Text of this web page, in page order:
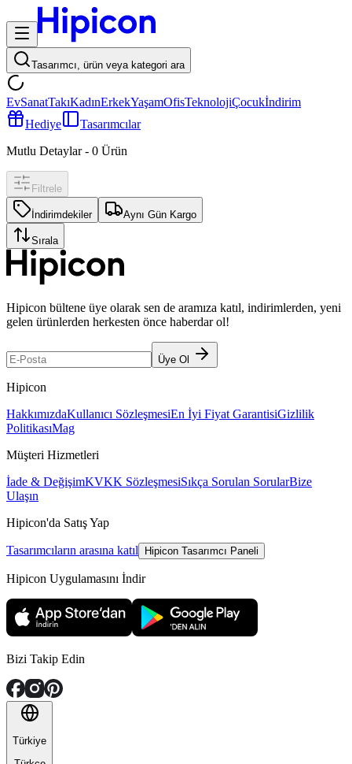
Tasarımcı, ürün veya kategori ara
EvSanatTakıKadınErkekYaşamOfisTeknolojiÇocukİndirim
Hediye
Tasarımcılar
Mutlu Detaylar- 0 Ürün
Filtrele
İndirimdekiler Aynı Gün Kargo
Sırala
Hipicon bültene üye olarak sen de aramıza katıl, indirimlerden, yeni
gelen ürünlerden herkesten önce haberdar ol!
Üye Ol
Hipicon
HakkımızdaKullanıcı SözleşmesiEn İyi Fiyat GarantisiGizlilik
PolitikasıMag
Müşteri Hizmetleri
İade & DeğişimKVKK SözleşmesiSıkça Sorulan SorularBize
Ulaşın
Hipicon'da Satış Yap
Tasarımcıların arasına katıl Hipicon Tasarımcı Paneli
Hipicon Uygulamasını İndir
Bizi Takip Edin
Türkiye